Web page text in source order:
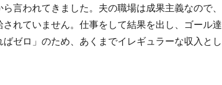
言われてきました。夫の職場は成果主義なので、
れていません。仕事をして結果を出し、ゴール達
ゼロ」のため、あくまでイレギュラーな収入とし